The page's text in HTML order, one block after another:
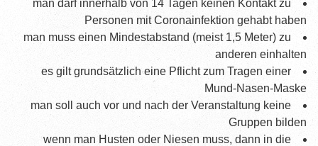
أماكن الفحص
مواعيد الامتحانات
إجراءات الفحص
التكرار
man darf inner­halb von 14 Tagen kei­nen Kon­takt zu
Per­so­nen mit Coro­na­in­fek­ti­on gehabt haben
man muss einen Min­dest­ab­stand (meist 1,5 Meter) zu
ande­ren einhalten
es gilt grund­sätz­lich eine Pflicht zum Tra­gen einer
Mund-Nasen-Maske
man soll auch vor und nach der Ver­an­stal­tung kei­ne
Grup­pen bilden
wenn man Hus­ten oder Nie­sen muss, dann in die